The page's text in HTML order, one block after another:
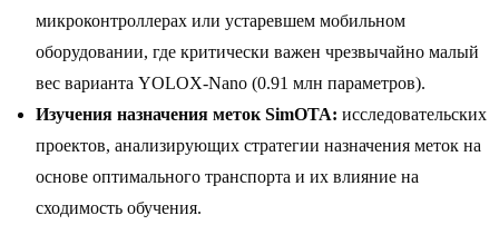
микроконтроллерах или устаревшем мобильном
оборудовании, где критически важен чрезвычайно малый
вес варианта YOLOX-Nano (0.91 млн параметров).
Изучения назначения меток SimOTA: исследовательских
проектов, анализирующих стратегии назначения меток на
основе оптимального транспорта и их влияние на
сходимость обучения.